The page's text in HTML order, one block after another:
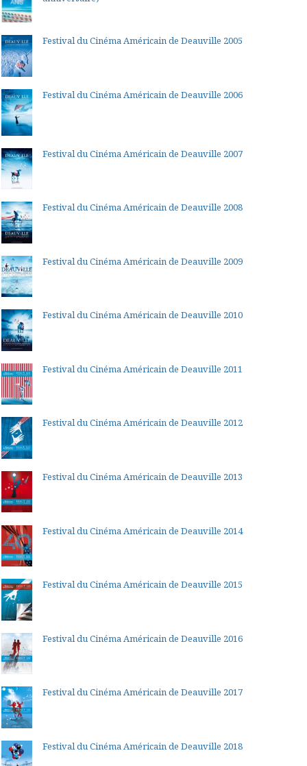
Festival du Cinéma Américain de Deauville 2005
Festival du Cinéma Américain de Deauville 2006
Festival du Cinéma Américain de Deauville 2007
Festival du Cinéma Américain de Deauville 2008
Festival du Cinéma Américain de Deauville 2009
Festival du Cinéma Américain de Deauville 2010
Festival du Cinéma Américain de Deauville 2011
Festival du Cinéma Américain de Deauville 2012
Festival du Cinéma Américain de Deauville 2013
Festival du Cinéma Américain de Deauville 2014
Festival du Cinéma Américain de Deauville 2015
Festival du Cinéma Américain de Deauville 2016
Festival du Cinéma Américain de Deauville 2017
Festival du Cinéma Américain de Deauville 2018